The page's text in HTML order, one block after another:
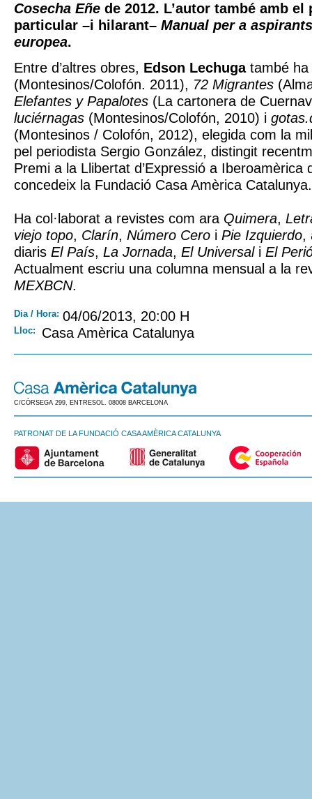
Cosecha Eñe de 2012. L’autor també amb
particular –i hilarant– Manual per a
europea.
Entre d’altres obres, Edson Lechugatambé
(Montesinos/Colofón. 2011), 72 Migrantes
Elefantes y Papalotes (La cartonera de
luciérnagas (Montesinos/Colofón, 2010) i
(Montesinos / Colofón, 2012), elegida com la
pel periodista Sergio González, distingit
Premi a la Llibertat d’Expressió a Iberoamèrica
concedeix la Fundació Casa Amèrica Catalunya.
Ha col·laborat a revistes com ara Quimera,
viejo topo, Clarín, Número Cero i Pie Izquierdo,
diaris El País, La Jornada, El Universali El
Actualment escriu una columna mensual a la
MEXBCN.
Dia / Hora: 04/06/2013, 20:00 H
Lloc: Casa Amèrica Catalunya
C/CÒRSEGA 299, ENTRESOL. 08008 BARCELONA
PATRONAT DE LA FUNDACIÓ CASA AMÈRICA CATALUNYA